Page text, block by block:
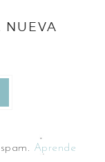
NUEVA
Aprende